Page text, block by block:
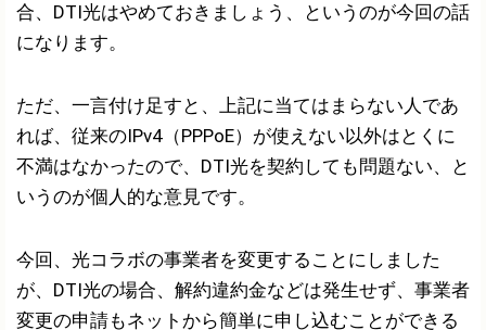
合、DTI光はやめておきましょう、というのが今回の話
になります。
ただ、一言付け足すと、上記に当てはまらない人であ
れば、従来のIPv4（PPPoE）が使えない以外はとくに
不満はなかったので、DTI光を契約しても問題ない、と
いうのが個人的な意見です。
今回、光コラボの事業者を変更することにしました
が、DTI光の場合、解約違約金などは発生せず、事業者
変更の申請もネットから簡単に申し込むことができる